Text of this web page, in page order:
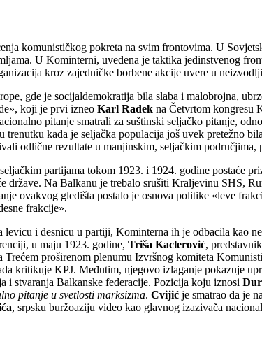
komunističkog pokreta na svim frontovima. U
U Kominterni, uvedena je taktika jedinstvenog
kroz zajedničke borbene akcije uvere u
gde je socijaldemokratija bila slaba i malobrojna,
koji je prvi izneo Karl Radek na Četvrtom kongresu
pitanje smatrali za suštinski seljačko pitanje,
trenutku kada je seljačka populacija još uvek pretežno
odlične rezultate u manjinskim, seljačkim
partijama tokom 1923. i 1924. godine postaće
države. Na Balkanu je trebalo srušiti Kraljevinu SHS,
ovakvog gledišta postalo je osnova politike «leve
frakcije».
levicu i desnicu u partiji, Kominterna ih je odbacila kao
u maju 1923. godine, Triša Kaclerović,
Trećem proširenom plenumu Izvršnog komiteta
kritikuje KPJ. Međutim, njegovo izlaganje pokazuje
i stvaranja Balkanske federacije. Pozicija koju iznosi
pitanje u svetlosti marksizma. Cvijić je smatrao da je
, srpsku buržoaziju video kao glavnog izazivača